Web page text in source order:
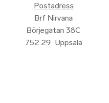
Postadress
Brf Nirvana
Börjegatan 38C
752 29 Uppsala